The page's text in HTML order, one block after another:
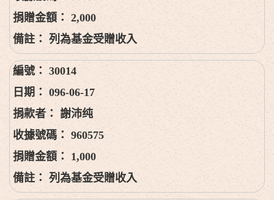
2,000
列為基金受贈收入
30014
096-06-17
謝沛纯
960575
1,000
列為基金受贈收入